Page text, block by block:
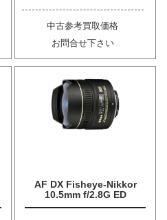
中古参考買取価格
お問合せ下さい
AF DX Fisheye-Nikkor
10.5mm f/2.8G ED